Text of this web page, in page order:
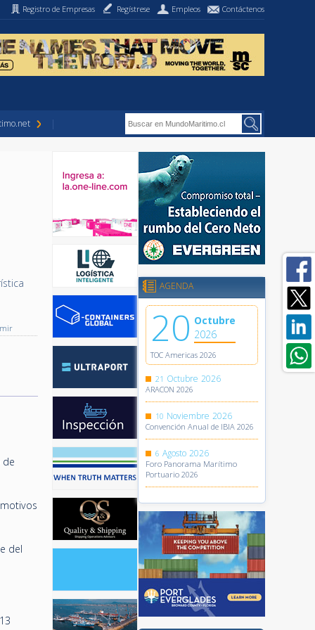
Registro de Empresas Regístrese Empleos Contáctenos
de
del
AGENDA
20 Octubre
2026
TOC Americas 2026
21 Octubre 2026
ARACON 2026
10 Noviembre 2026
Convención Anual de IBIA 2026
6 Agosto 2026
Foro Panorama Marítimo
Portuario 2026